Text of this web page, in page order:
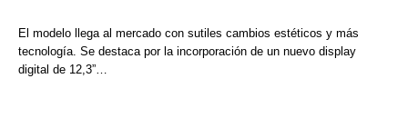
El modelo llega al mercado con sutiles cambios estéticos y más
tecnología. Se destaca por la incorporación de un nuevo display
digital de 12,3”…